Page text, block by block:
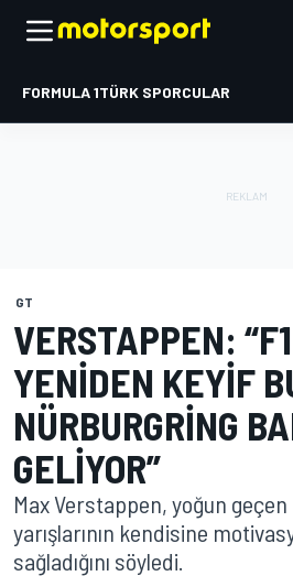
FORMULA 1TÜRK SPORCULAR
GT
VERSTAPPEN:
YENIDEN KEYIF
NÜRBURGRING
GELIYOR”
Max Verstappen, yoğun geçen
yarışlarının kendisine
sağladığını söyledi.